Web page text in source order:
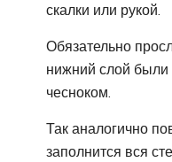
скалки или рукой.
Обязательно
нижний слой были
чесноком.
Так аналогично
заполнится вся